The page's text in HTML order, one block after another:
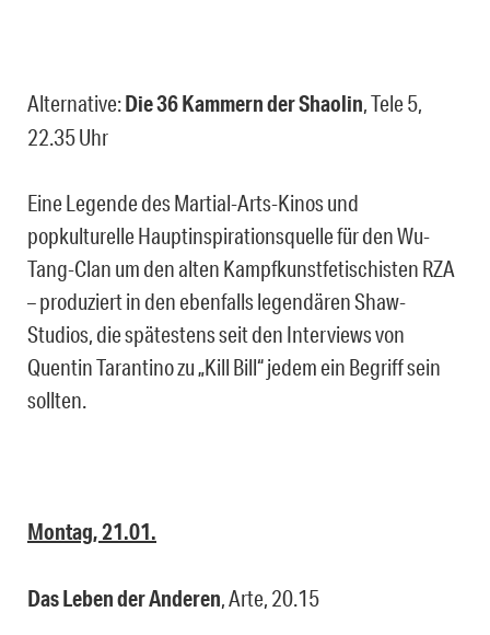
Alternative:Die 36 Kammern der Shaolin, Tele 5,
22.35 Uhr
Eine Legende des Martial-Arts-Kinos und
popkulturelle Hauptinspirationsquelle für den Wu-
Tang-Clan um den alten Kampfkunstfetischisten RZA
– produziert in den ebenfalls legendären Shaw-
Studios, die spätestens seit den Interviews von
Quentin Tarantino zu „Kill Bill“ jedem ein Begriff sein
sollten.
Montag, 21.01.
Das Leben der Anderen, Arte, 20.15